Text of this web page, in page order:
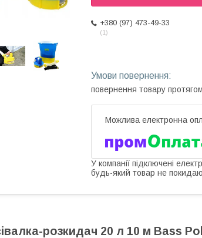
+380 (97) 473-49-33
1
повернення товару
У компанії підключені
будь-який товар не
розкидач 20 л 10 м Bass